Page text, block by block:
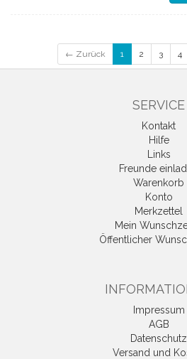
← Zurück 1 2 3 4
SERVICE
Kontakt
Hilfe
Links
Freunde
Warenkorb
Konto
Merkzettel
Mein
Öffentlicher
Impressum
AGB
Datenschutz
Versand und